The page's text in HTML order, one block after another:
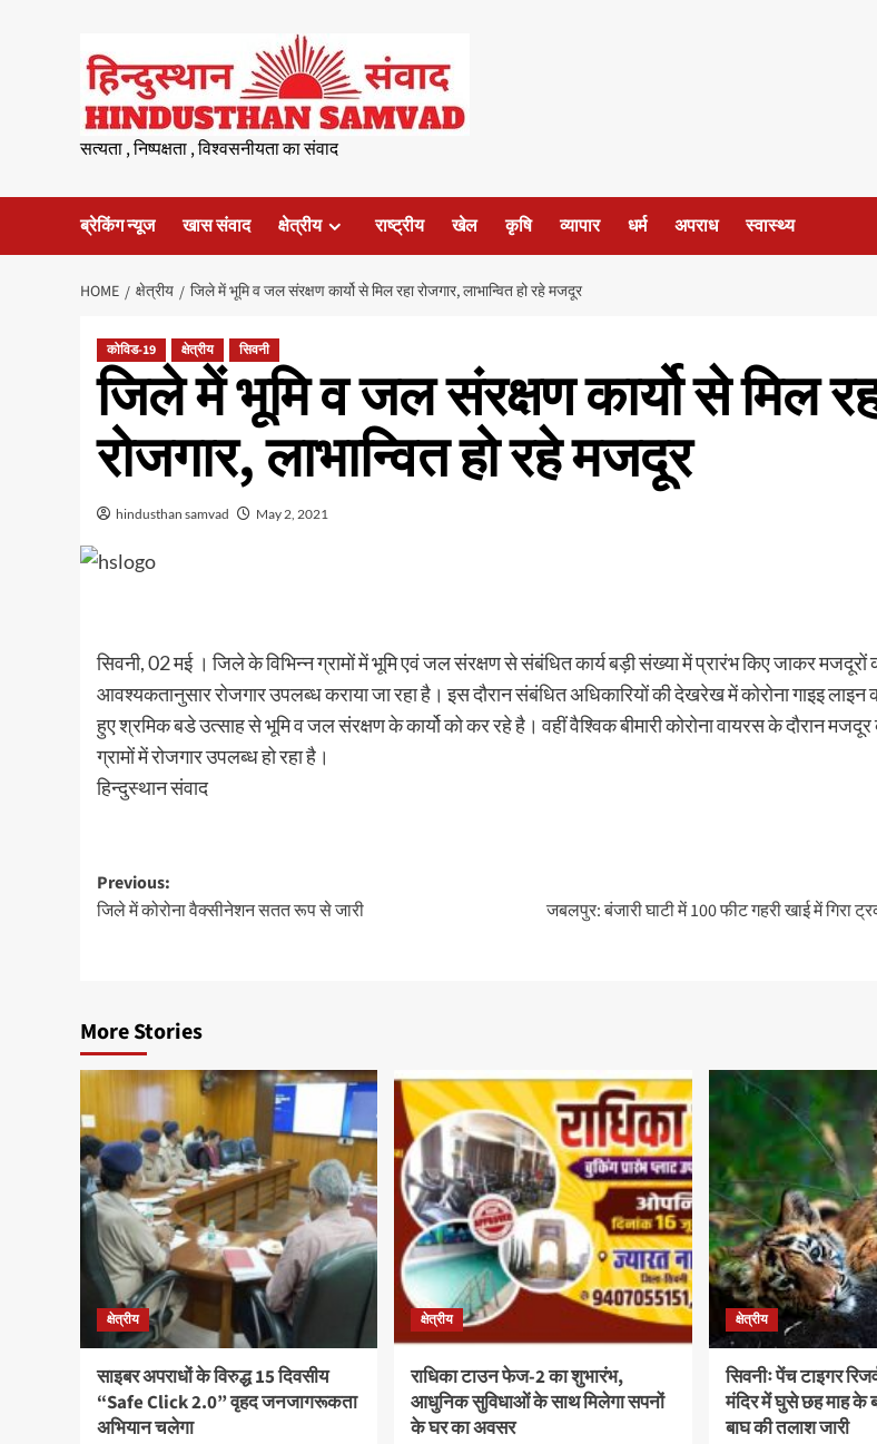
सत्यता , निष्पक्षता , विश्वसनीयता का संवाद
ब्रेकिंग न्यूज खास संवाद क्षेत्रीय राष्ट्रीय खेल कृषि व्यापार धर्म अपराध स्वास्थ्य
HOME क्षेत्रीय जिले में भूमि व जल संरक्षण कार्यो से मिल रहा रोजगार, लाभान्वित हो रहे मजदूर
कोविड-19 क्षेत्रीय सिवनी
जिले में भूमि व जल संरक्षण कार्यो से मिल
रोजगार, लाभान्वित हो रहे मजदूर
hindusthan samvad May 2, 2021
सिवनी, 02 मई । जिले के विभिन्न ग्रामों में भूमि एवं जल संरक्षण से संबंधित कार्य बड़ी संख्या में प्रारंभ किए जाकर मजदूरों
आवश्यकतानुसार रोजगार उपलब्ध कराया जा रहा है। इस दौरान संबंधित अधिकारियों की देखरेख में कोरोना गाइइ
हुए श्रमिक बडे उत्साह से भूमि व जल संरक्षण के कार्यो को कर रहे है। वहीं वैश्विक बीमारी कोरोना वायरस के दौरान
ग्रामों में रोजगार उपलब्ध हो रहा है।
हिन्दुस्थान संवाद
Post
navigation
Previous:
जिले में कोरोना वैक्सीनेशन सतत रूप से जारी
जबलपुर: बंजारी घाटी में 100 फीट गहरी खाई में गिरा
More Stories
क्षेत्रीय
साइबर अपराधों के विरुद्ध 15 दिवसीय
“Safe Click 2.0” वृहद जनजागरूकता
अभियान चलेगा
क्षेत्रीय
राधिका टाउन फेज-2 का शुभारंभ,
आधुनिक सुविधाओं के साथ मिलेगा सपनों
के घर का अवसर
क्षेत्रीय
सिवनीः पेंच टाइगर
मंदिर में घुसे छह माह के
बाघ की तलाश जारी